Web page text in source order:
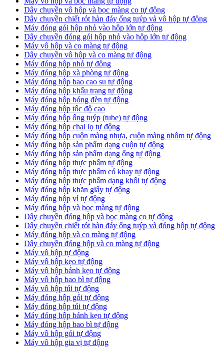
Dây chuyền vô hộp và bọc màng co tự động
Dây chuyền chiết rót hàn đáy ống tuýp và vô hộp tự động
Máy đóng gói hộp nhỏ vào hộp lớn tự động
Dây chuyền đóng gói hộp nhỏ vào hộp lớn tự động
Máy vô hộp và co màng tự động
Dây chuyền vô hộp và co màng tự động
Máy đóng hộp nhỏ tự động
Máy đóng hộp xà phòng tự động
Máy đóng hộp bao cao su tự động
Máy đóng hộp khẩu trang tự động
Máy đóng hộp bóng đèn tự động
Máy đóng hộp tốc độ cao
Máy đóng hộp ống tuýp (tube) tự động
Máy đóng hộp chai lọ tự động
Máy đóng hộp cuộn màng nhựa, cuộn màng nhôm tự động
Máy đóng hộp sản phẩm dạng cuộn tự động
Máy đóng hộp sản phẩm dạng ống tự động
Máy đóng hộp thực phẩm tự động
Máy đóng hộp thực phẩm có khay tự động
Máy đóng hộp thực phẩm dạng khối tự động
Máy đóng hộp khăn giấy tự động
Máy đóng hộp vỉ tự động
Máy đóng hộp và bọc màng tự động
Dây chuyền đóng hộp và bọc màng co tự động
Dây chuyền chiết rót hàn đáy ống tuýp và đóng hộp tự động
Máy đóng hộp và co màng tự động
Dây chuyền đóng hộp và co màng tự động
Máy vô hộp tự động
Máy vô hộp kẹo tự động
Máy vô hộp bánh kẹo tự động
Máy vô hộp bao bì tự động
Máy vô hộp túi tự động
Máy đóng hộp gói tự động
Máy đóng hộp túi tự động
Máy đóng hộp bánh kẹo tự động
Máy đóng hộp bao bì tự động
Máy vô hộp gói tự động
Máy vô hộp gia vị tự động